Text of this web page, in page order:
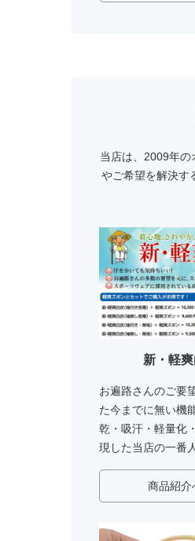
当店は、2009年
やご希望を解決す
新・軽
お遍路さんのご要
た今までに無い機
乾・吸汗・軽量化
現した当店の一番
商品紹介